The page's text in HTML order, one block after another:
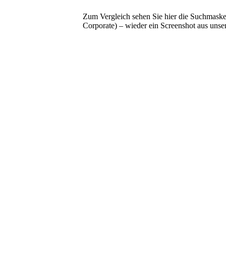
Zum Vergleich sehen Sie hier die
Corporate) – wieder ein Screenshot aus